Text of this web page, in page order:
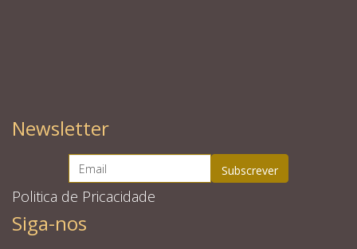
Newsletter
Politica de Pricacidade
Siga-nos